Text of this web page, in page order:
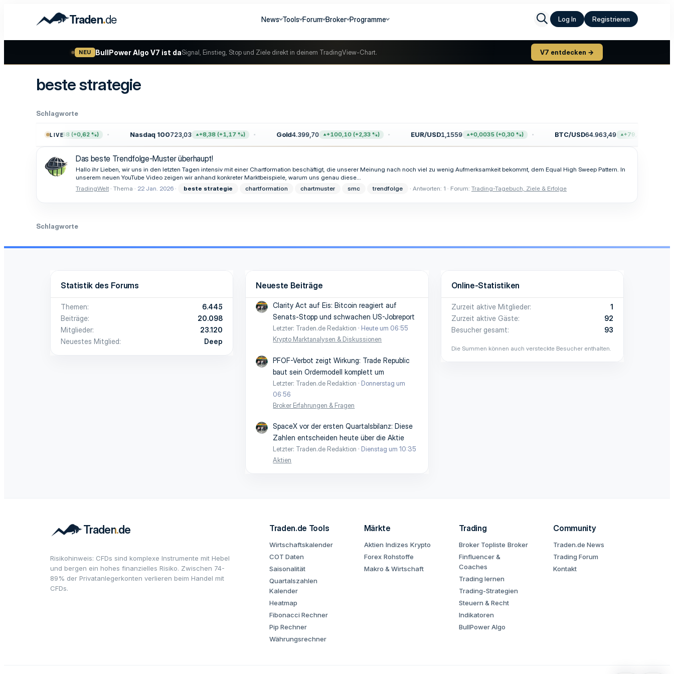
Traden.de News Tools Forum Broker Programme Log In Registrieren
NEU BullPower Algo V7 ist daSignal, Einstieg, Stop und Ziele direkt in deinem TradingView-Chart. V7 entdecken →
beste strategie
Schlagworte
LIVE
+47,68 (+0,62 %) Nasdaq 100723,03 +8,38 (+1,17 %) Gold4.399,70 +100,10 (+2,33 %) EUR/USD1,1559 +0,0035 (+0,30 %) BTC/USD64.963,49 +79,33 (+0,12 %)
Das beste Trendfolge-Muster überhaupt!
Hallo ihr Lieben, wir uns in den letzten Tagen intensiv mit einer Chartformation beschäftigt, die unserer Meinung nach noch viel zu wenig Aufmerksamkeit bekommt, dem Equal High Sweep Pattern. In
unserem neuen YouTube Video zeigen wir anhand konkreter Marktbeispiele, warum uns genau diese...
TradingWelt Thema 22 Jan. 2026 beste strategie chartformation chartmuster smc trendfolge Antworten: 1 Forum: Trading-Tagebuch, Ziele & Erfolge
Schlagworte
Statistik des Forums
Themen
6.445
Beiträge
20.098
Mitglieder
23.120
Neuestes Mitglied
Deep
Neueste Beiträge
Clarity Act auf Eis: Bitcoin reagiert auf
Senats-Stopp und schwachen US-Jobreport
Letzter: Traden.de Redaktion
Heute um 06:55
Krypto Marktanalysen & Diskussionen
PFOF-Verbot zeigt Wirkung: Trade Republic
baut sein Ordermodell komplett um
Letzter: Traden.de Redaktion
Donnerstag um
06:56
Broker Erfahrungen & Fragen
SpaceX vor der ersten Quartalsbilanz: Diese
Zahlen entscheiden heute über die Aktie
Letzter: Traden.de Redaktion
Dienstag um 10:35
Aktien
Online-Statistiken
Zurzeit aktive Mitglieder
1
Zurzeit aktive Gäste
92
Besucher gesamt
93
Die Summen können auch versteckte Besucher enthalten.
Risikohinweis: CFDs sind komplexe Instrumente mit Hebel
und bergen ein hohes finanzielles Risiko. Zwischen 74-
89% der Privatanlegerkonten verlieren beim Handel mit
CFDs.
Traden.de Tools
Wirtschaftskalender
COT Daten
Saisonalität
Quartalszahlen
Kalender
Heatmap
Fibonacci Rechner
Pip Rechner
Währungsrechner
Märkte
Aktien Indizes Krypto
Forex Rohstoffe
Makro & Wirtschaft
Trading
Broker Topliste Broker
Finfluencer &
Coaches
Trading lernen
Trading-Strategien
Steuern & Recht
Indikatoren
BullPower Algo
Community
Traden.de News
Trading Forum
Kontakt